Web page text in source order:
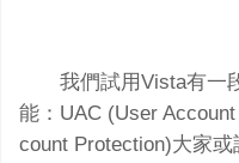
我們試用Vista有一
能：UAC (User
count Protection)大家